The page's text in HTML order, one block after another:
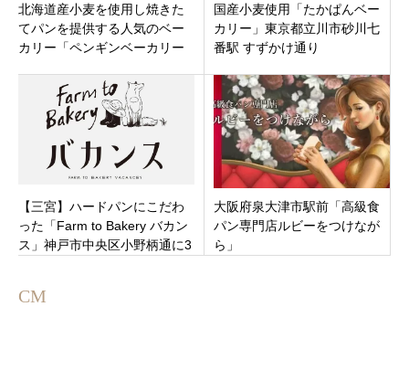
北海道産小麦を使用し焼きた
てパンを提供する人気のベー
カリー「ペンギンベーカリー
い！埼玉県坂戸市12月17日オ
ープンです。
国産小麦使用「たかぱんベー
カリー」東京都立川市砂川七
番駅 すずかけ通り
【三宮】ハードパンにこだわ
った「Farm to Bakery バカン
ス」神戸市中央区小野柄通に3
大阪府泉大津市駅前「高級食
パン専門店ルビーをつけなが
ら」
CM